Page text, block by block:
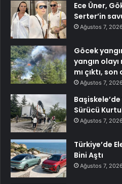
Ece Üner,
Serter’in
Ağustos 7, 2026
Göcek
yangın
mı çıktı,
Ağustos 7, 2026
Sürücü
Ağustos 7, 2026
Türkiye’de
Bini Aştı
Ağustos 7, 2026